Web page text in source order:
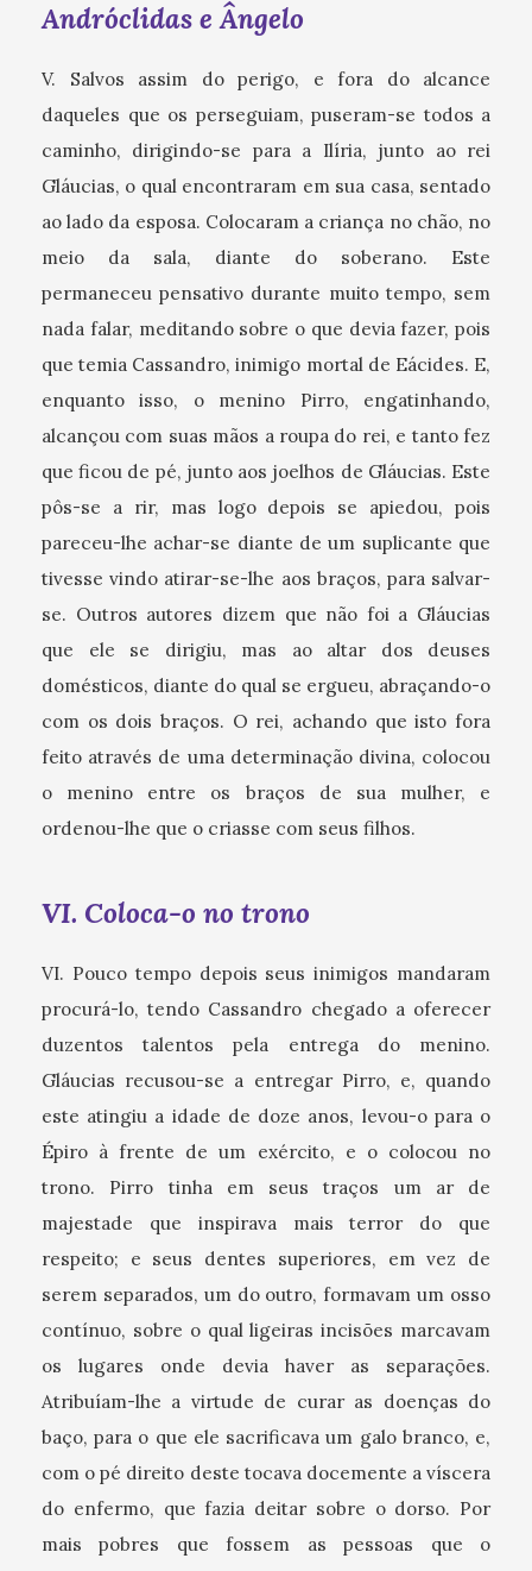
Andróclidas e Ângelo
V. Salvos assim do perigo, e fora do alcance
daqueles que os perseguiam, puseram-se todos a
caminho, dirigindo-se para a Ilíria, junto ao rei
Gláucias, o qual encontraram em sua casa, sentado
ao lado da esposa. Colocaram a criança no chão, no
meio da sala, diante do soberano. Este
permaneceu pensativo durante muito tempo, sem
nada falar, meditando sobre o que devia fazer, pois
que temia Cassandro, inimigo mortal de Eácides. E,
enquanto isso, o menino Pirro, engatinhando,
alcançou com suas mãos a roupa do rei, e tanto fez
que ficou de pé, junto aos joelhos de Gláucias. Este
pôs-se a rir, mas logo depois se apiedou, pois
pareceu-lhe achar-se diante de um suplicante que
tivesse vindo atirar-se-lhe aos braços, para salvar-
se. Outros autores dizem que não foi a Gláucias
que ele se dirigiu, mas ao altar dos deuses
domésticos, diante do qual se ergueu, abraçando-o
com os dois braços. O rei, achando que isto fora
feito através de uma determinação divina, colocou
o menino entre os braços de sua mulher, e
ordenou-lhe que o criasse com seus filhos.
VI. Coloca-o no trono
VI. Pouco tempo depois seus inimigos mandaram
procurá-lo, tendo Cassandro chegado a oferecer
duzentos talentos pela entrega do menino.
Gláucias recusou-se a entregar Pirro, e, quando
este atingiu a idade de doze anos, levou-o para o
Épiro à frente de um exército, e o colocou no
trono. Pirro tinha em seus traços um ar de
majestade que inspirava mais terror do que
respeito; e seus dentes superiores, em vez de
serem separados, um do outro, formavam um osso
contínuo, sobre o qual ligeiras incisões marcavam
os lugares onde devia haver as separações.
Atribuíam-lhe a virtude de curar as doenças do
baço, para o que ele sacrificava um galo branco, e,
com o pé direito deste tocava docemente a víscera
do enfermo, que fazia deitar sobre o dorso. Por
mais pobres que fossem as pessoas que o